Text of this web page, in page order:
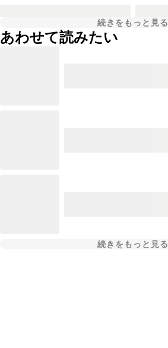
続きをもっと見る
あわせて読みたい
続きをもっと見る